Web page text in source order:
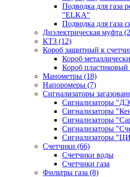
Подводка для газа
"ELKA"
Подводка для газа
Диэлектрическая муфта
КТЗ (12)
Короб защитный к
Короб
Короб
Манометры (18)
Напоромеры (7)
Сигнализаторы
Сигнализаторы
Сигнализаторы
Сигнализаторы
Сигнализаторы
Сигнализаторы
Счетчики (66)
Счетчики воды
Счетчики газа
Фильтры газа (8)